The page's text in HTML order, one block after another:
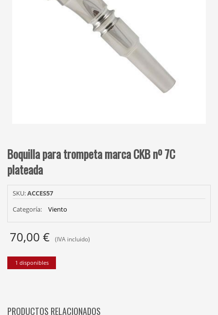
Boquilla para trompeta marca CKB nº 7C
plateada
SKU:ACCES57
Categoría:
Viento
70,00 € (IVA incluido)
1 disponibles
PRODUCTOS RELACIONADOS